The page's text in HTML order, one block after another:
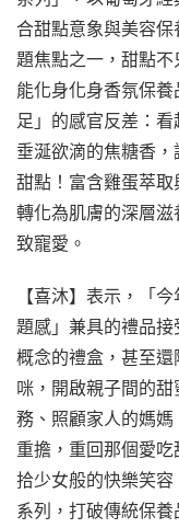
合甜點意象與美容
題焦點之一，甜點
能化身化身香氛保
足」的感官反差：
垂涎欲滴的焦糖香
甜點！富含雞蛋萃
轉化為肌膚的深層
致寵愛。
【喜沐】表示，「
題感」兼具的禮品
概念的禮盒，甚至
咪，開啟親子間的
務、照顧家人的媽
重擔，重回那個愛
拾少女般的快樂笑
系列，打破傳統保養